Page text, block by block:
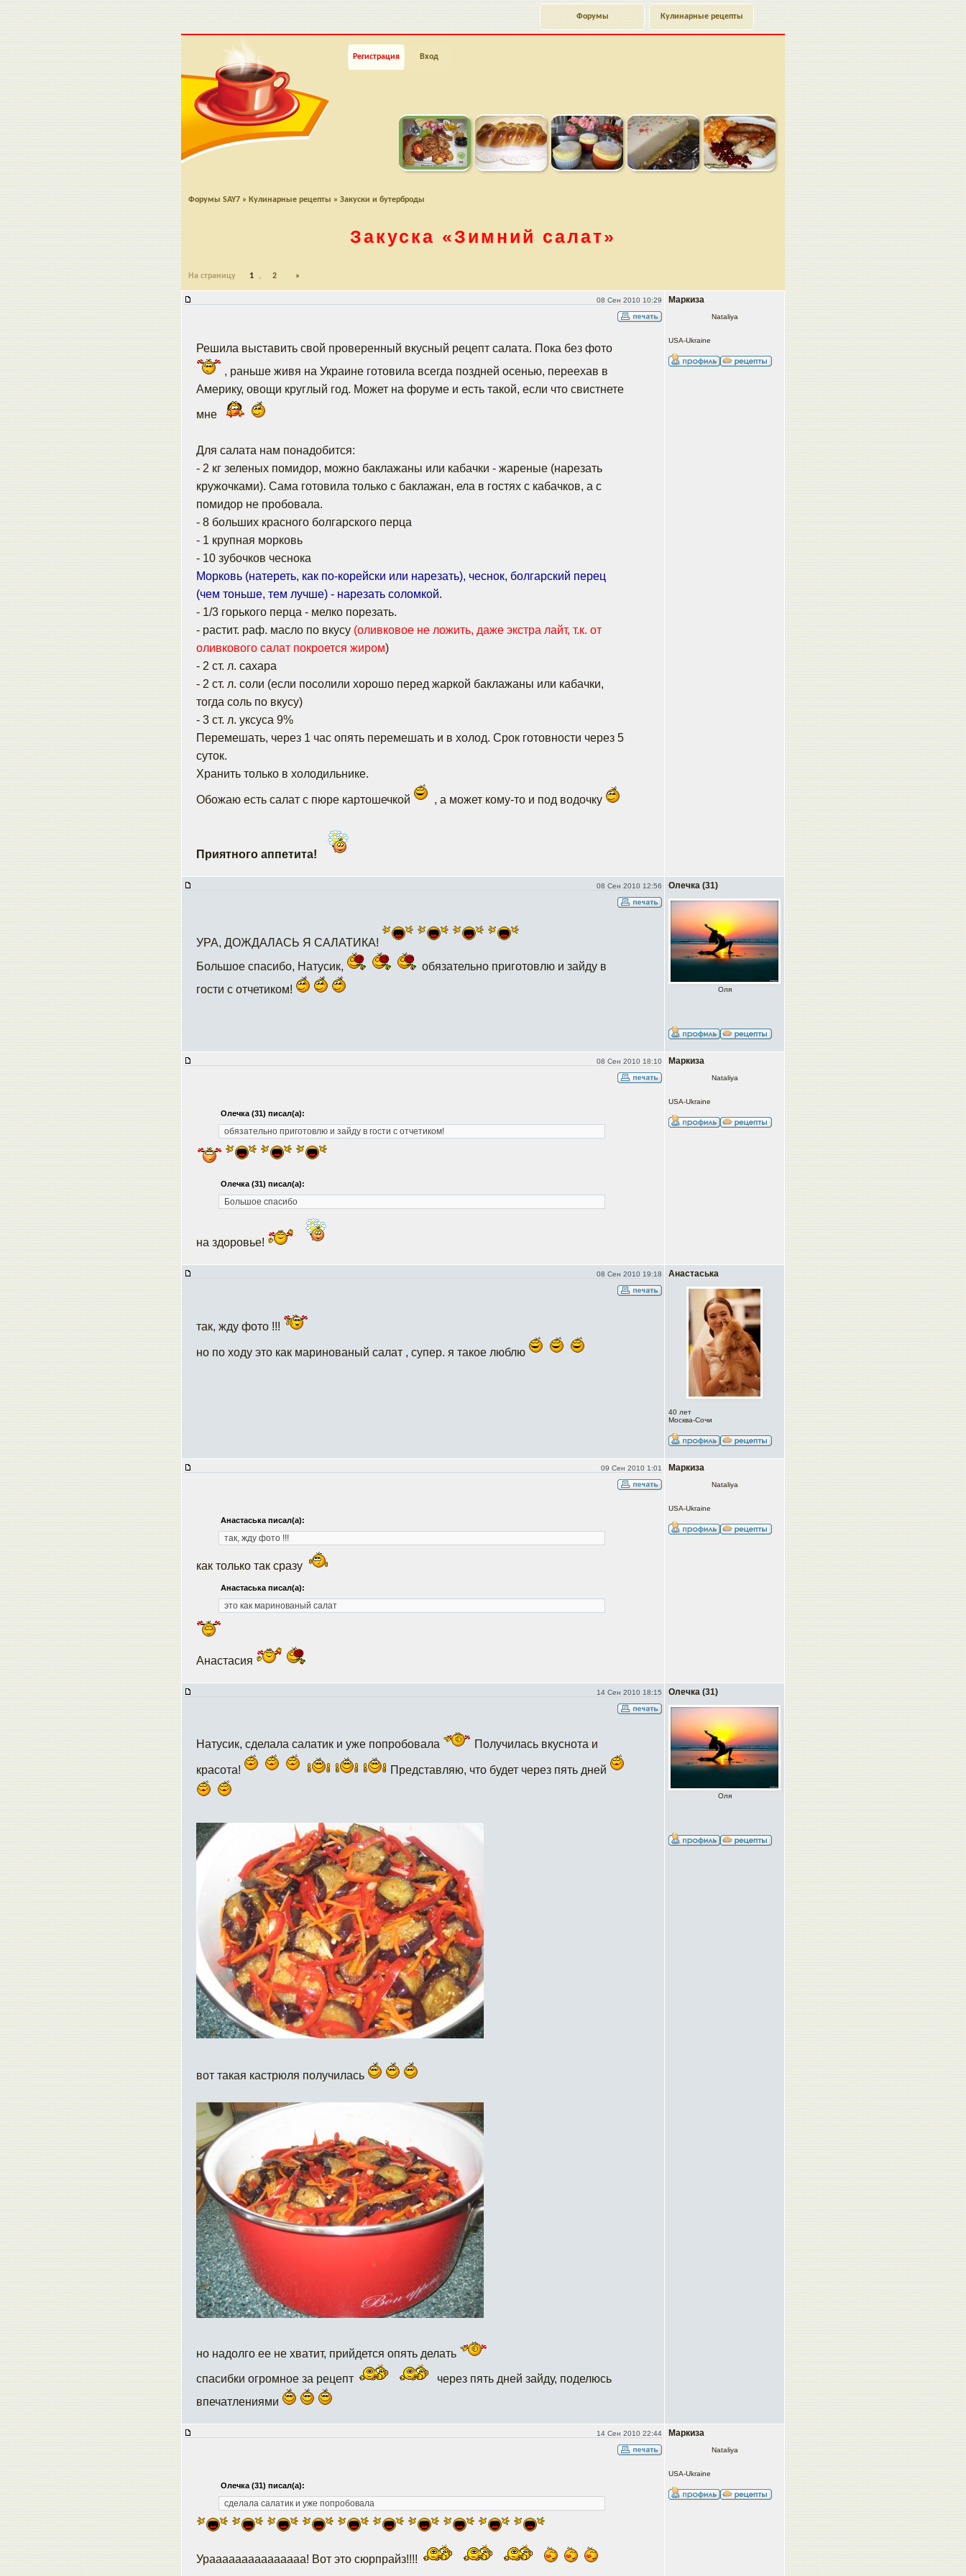
Кулинарные рецепты
Форумы
Регистрация Вход
Форумы SAY7 » Кулинарные рецепты » Закуски и бутерброды
Закуска «Зимний салат»
На страницу 1 , 2 »
08 Сен 2010 10:29 Маркиза
Nataliya
USA-Ukraine
Решила выставить свой проверенный вкусный рецепт салата. Пока без фото
, раньше живя на Украине готовила всегда поздней осенью, переехав в
Америку, овощи круглый год. Может на форуме и есть такой, если что свистнете
мне
Для салата нам понадобится:
- 2 кг зеленых помидор, можно баклажаны или кабачки - жареные (нарезать
кружочками). Сама готовила только с баклажан, ела в гостях с кабачков, а с
помидор не пробовала.
- 8 больших красного болгарского перца
- 1 крупная морковь
- 10 зубочков чеснока
Морковь (натереть, как по-корейски или нарезать), чеснок, болгарский перец
(чем тоньше, тем лучше) - нарезать соломкой.
- 1/3 горького перца - мелко порезать.
- растит. раф. масло по вкусу (оливковое не ложить, даже экстра лайт, т.к. от
оливкового салат покроется жиром)
- 2 ст. л. сахара
- 2 ст. л. соли (если посолили хорошо перед жаркой баклажаны или кабачки,
тогда соль по вкусу)
- 3 ст. л. уксуса 9%
Перемешать, через 1 час опять перемешать и в холод. Срок готовности через 5
суток.
Хранить только в холодильнике.
Обожаю есть сaлат с пюре картошечкой , а может кому-то и под водочку
Приятного аппетита!
08 Сен 2010 12:56 Олечка (31)
Оля
УРА, ДОЖДАЛАСЬ Я САЛАТИКА!
Большое спасибо, Натусик,
обязательно приготовлю и зайду в
гости с отчетиком!
08 Сен 2010 18:10 Маркиза
Nataliya
USA-Ukraine
Олечка (31) писал(а):
обязательно приготовлю и зайду в гости с отчетиком!
Олечка (31) писал(а):
Большое спасибо
на здоровьe!
08 Сен 2010 19:18 Анастаська
40 лет
Москва-Сочи
так, жду фото !!!
но по ходу это как маринованый салат , супер. я такое люблю
09 Сен 2010 1:01 Маркиза
Nataliya
USA-Ukraine
Анастаська писал(а):
так, жду фото !!!
как только так сразу
Анастаська писал(а):
это как маринованый салат
Анастасия
14 Сен 2010 18:15 Олечка (31)
Оля
Натусик, сделала салатик и уже попробовала Получилась вкуснота и
красота! Представляю, что будет через пять дней
вот такая кастрюля получилась
но надолго ее не хватит, прийдется опять делать
спасибки огромное за рецепт
через пять дней зайду, поделюсь
впечатлениями
14 Сен 2010 22:44 Маркиза
Nataliya
USA-Ukraine
Олечка (31) писал(а):
сделала салатик и уже попробовала
Урааааааааааааааа! Вот это сюрпрайз!!!!